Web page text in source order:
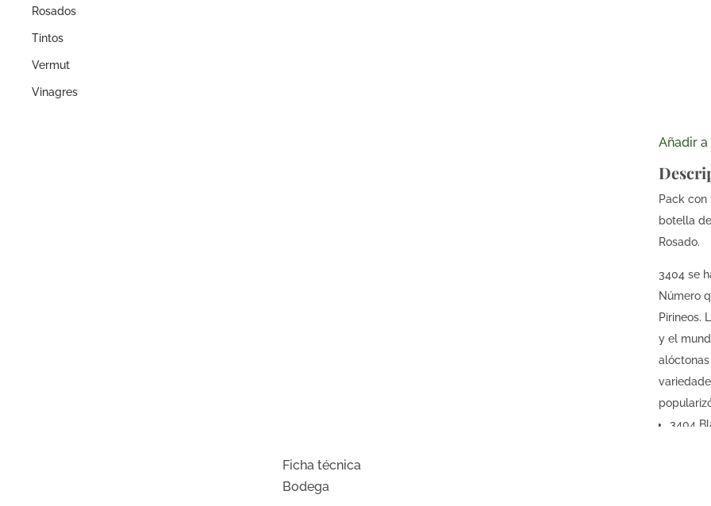
Rosados
Tintos
Vermut
Vinagres
Añadir
Pack con
botella
Rosado.
3404 se
Número
Pirineos.
y el
3404
Ficha técnica
Bodega